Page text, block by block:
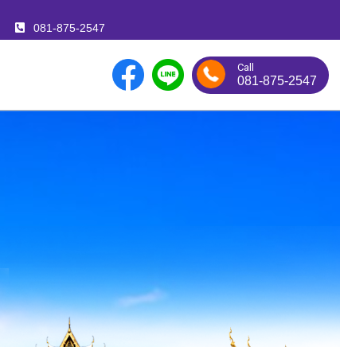
081-875-2547
Call
081-875-2547